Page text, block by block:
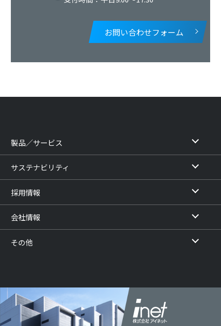
お問い合わせフォーム
製品／サービス
サステナビリティ
採用情報
会社情報
その他